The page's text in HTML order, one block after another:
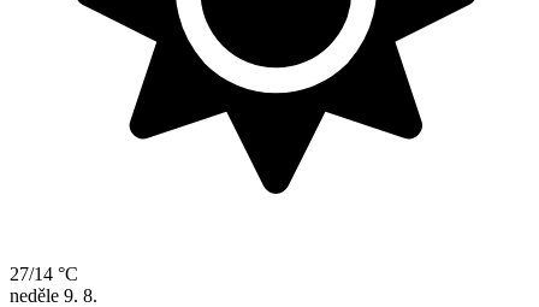
27/14 °C
neděle 9. 8.